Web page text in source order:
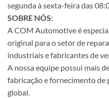
segunda à sexta-feira das
SOBRE NÓS:
A COM Automotive é
original para o setor de
industriais e fabricantes de
A nossa equipe possui mais
fabricação e fornecimento de
global.